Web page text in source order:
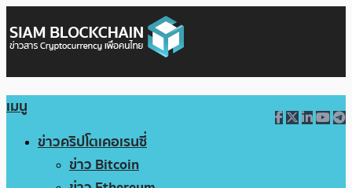
เมนู
ข่าวคริปโตเคอเรนซี่
ข่าว Bitcoin